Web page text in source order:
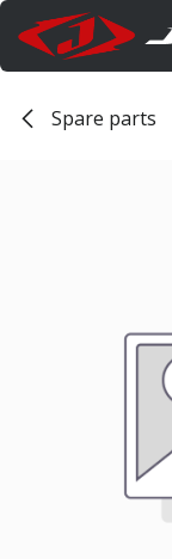
Overslaan naar inhoud
Spare parts